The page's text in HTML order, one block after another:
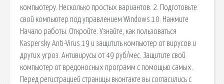
компьютеру. Несколько простых вариантов. 2. Подготовьте
свой компьютер под управлением Windows 10. Нажмите
Начало работы. Откройте. Узнайте, как пользоваться
Kaspersky Anti-Virus 19 и защитить компьютер от вирусов и
других угроз. Антивирусы от 49 руб/мес. Защитите свой
компьютер от вредоносных программ с помощью самых.
Перед регистрацией страницы вконтакте вы согласились с